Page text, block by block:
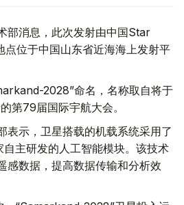
部消息，此次发射由中国Star
位于中国山东省近海海上发射平
2028”命名，名称取自将于
第79届国际宇航大会。
表示，卫星搭载的机载系统采用了
主研发的人工智能模块。该技术
感数据，提高数据传输和分析效